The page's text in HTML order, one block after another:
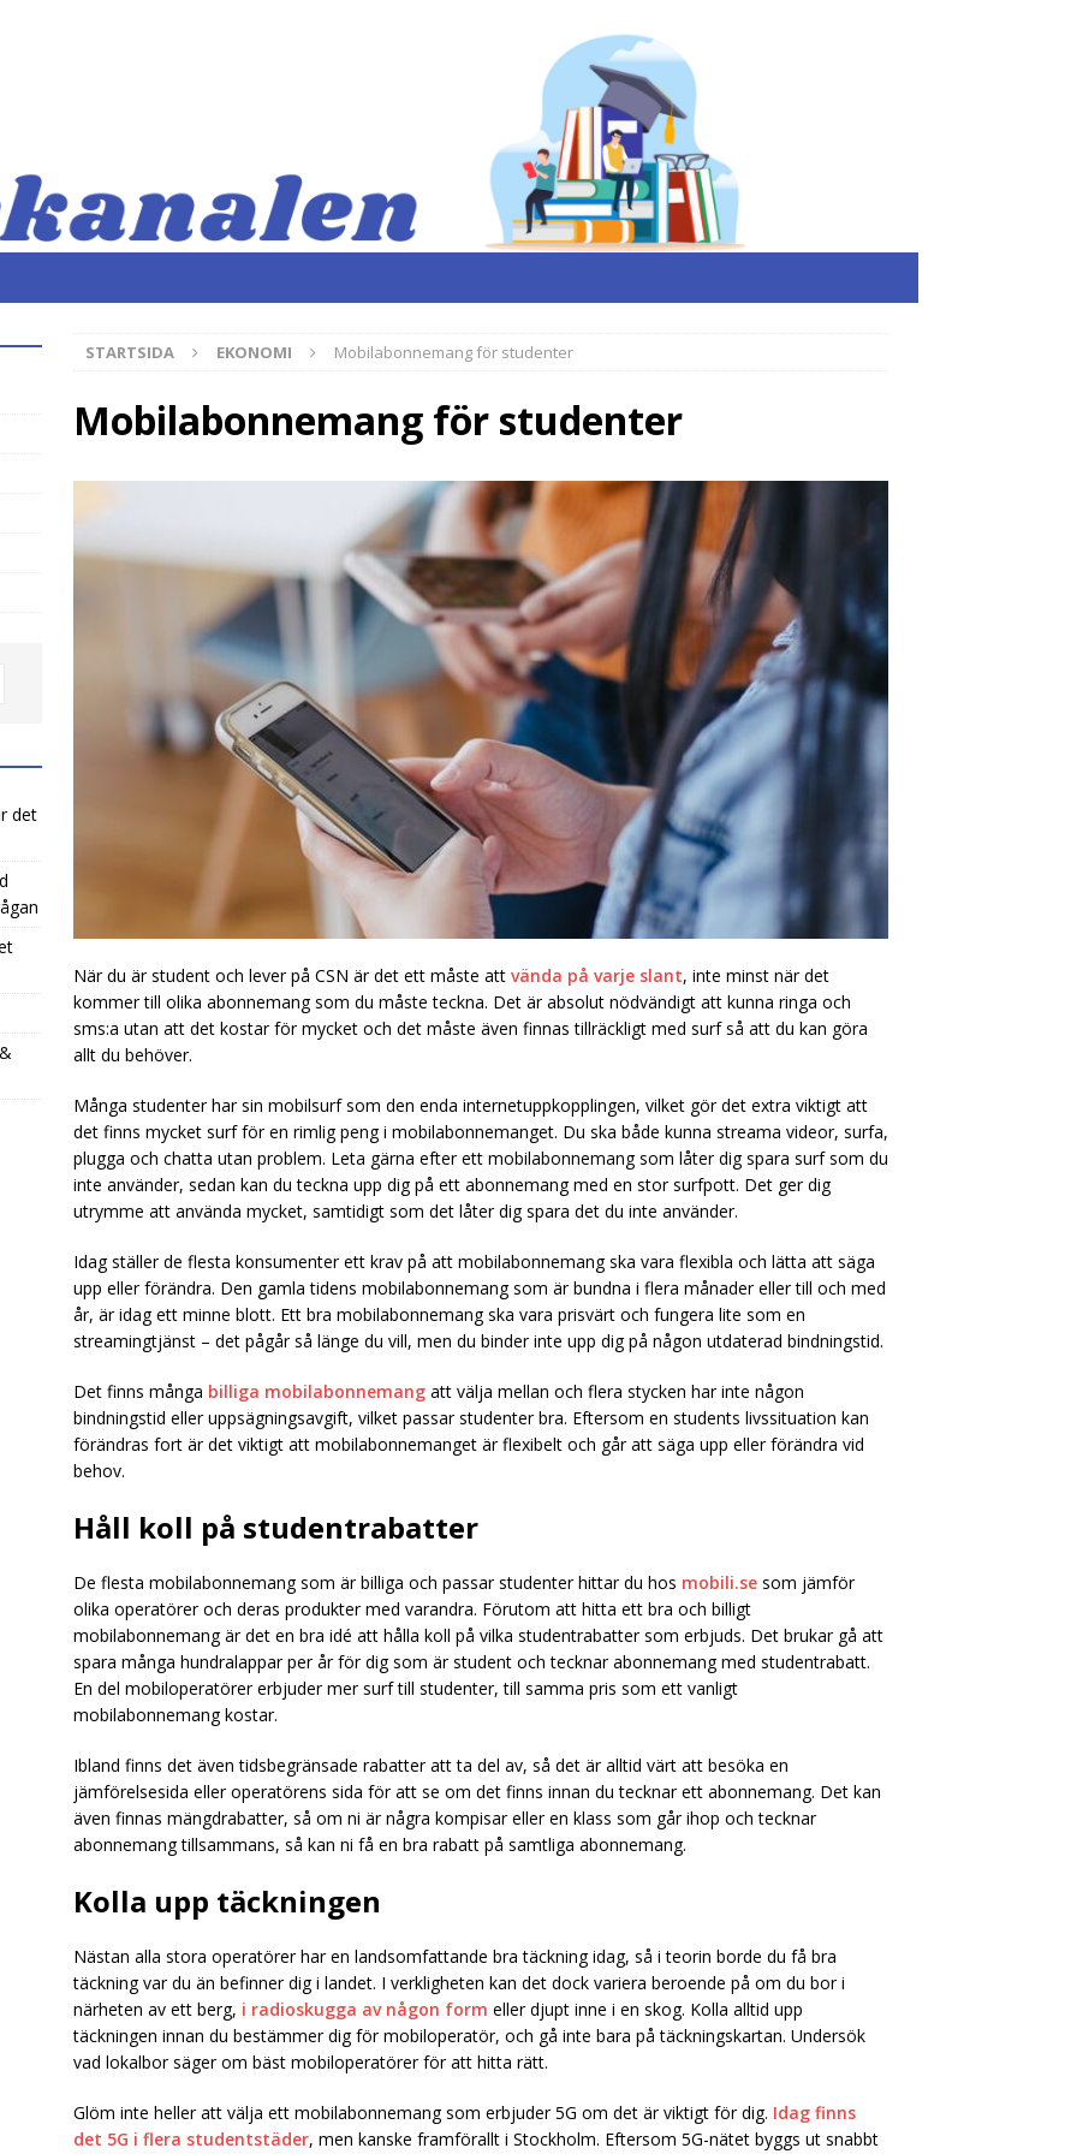
STARTSIDA EKONOMI Mobilabonnemang för studenter
Mobilabonnemang för studenter
När du är student och lever på CSN är det ett måste att vända på varje slant, inte minst när det
kommer till olika abonnemang som du måste teckna. Det är absolut nödvändigt att kunna ringa och
sms:a utan att det kostar för mycket och det måste även finnas tillräckligt med surf så att du kan göra
allt du behöver.
Många studenter har sin mobilsurf som den enda internetuppkopplingen, vilket gör det extra viktigt att
det finns mycket surf för en rimlig peng i mobilabonnemanget. Du ska både kunna streama videor, surfa,
plugga och chatta utan problem. Leta gärna efter ett mobilabonnemang som låter dig spara surf som du
inte använder, sedan kan du teckna upp dig på ett abonnemang med en stor surfpott. Det ger dig
utrymme att använda mycket, samtidigt som det låter dig spara det du inte använder.
Idag ställer de flesta konsumenter ett krav på att mobilabonnemang ska vara flexibla och lätta att säga
upp eller förändra. Den gamla tidens mobilabonnemang som är bundna i flera månader eller till och med
år, är idag ett minne blott. Ett bra mobilabonnemang ska vara prisvärt och fungera lite som en
streamingtjänst – det pågår så länge du vill, men du binder inte upp dig på någon utdaterad bindningstid.
Det finns många billiga mobilabonnemangatt välja mellan och flera stycken har inte någon
bindningstid eller uppsägningsavgift, vilket passar studenter bra. Eftersom en students livssituation kan
förändras fort är det viktigt att mobilabonnemanget är flexibelt och går att säga upp eller förändra vid
behov.
Håll koll på studentrabatter
De flesta mobilabonnemang som är billiga och passar studenter hittar du hos mobili.sesom jämför
olika operatörer och deras produkter med varandra. Förutom att hitta ett bra och billigt
mobilabonnemang är det en bra idé att hålla koll på vilka studentrabatter som erbjuds. Det brukar gå att
spara många hundralappar per år för dig som är student och tecknar abonnemang med studentrabatt.
En del mobiloperatörer erbjuder mer surf till studenter, till samma pris som ett vanligt
mobilabonnemang kostar.
Ibland finns det även tidsbegränsade rabatter att ta del av, så det är alltid värt att besöka en
jämförelsesida eller operatörens sida för att se om det finns innan du tecknar ett abonnemang. Det kan
även finnas mängdrabatter, så om ni är några kompisar eller en klass som går ihop och tecknar
abonnemang tillsammans, så kan ni få en bra rabatt på samtliga abonnemang.
Kolla upp täckningen
Nästan alla stora operatörer har en landsomfattande bra täckning idag, så i teorin borde du få bra
täckning var du än befinner dig i landet. I verkligheten kan det dock variera beroende på om du bor i
närheten av ett berg, i radioskugga av någon form eller djupt inne i en skog. Kolla alltid upp
täckningen innan du bestämmer dig för mobiloperatör, och gå inte bara på täckningskartan. Undersök
vad lokalbor säger om bäst mobiloperatörer för att hitta rätt.
Glöm inte heller att välja ett mobilabonnemang som erbjuder 5G om det är viktigt för dig. Idag finns
det 5G i flera studentstäder, men kanske framförallt i Stockholm. Eftersom 5G-nätet byggs ut snabbt
det